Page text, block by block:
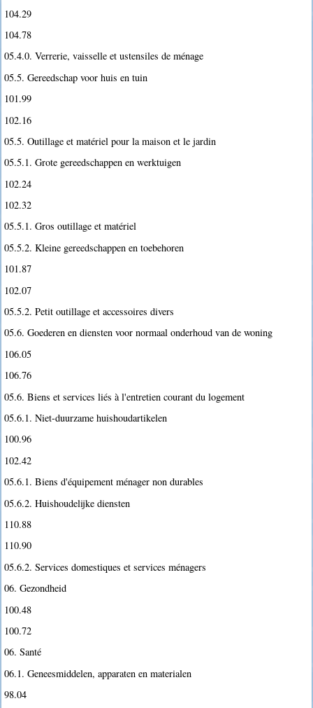
104.29
104.78
05.4.0. Verrerie, vaisselle et ustensiles de ménage
05.5. Gereedschap voor huis en tuin
101.99
102.16
05.5. Outillage et matériel pour la maison et le jardin
05.5.1. Grote gereedschappen en werktuigen
102.24
102.32
05.5.1. Gros outillage et matériel
05.5.2. Kleine gereedschappen en toebehoren
101.87
102.07
05.5.2. Petit outillage et accessoires divers
05.6. Goederen en diensten voor normaal onderhoud van de woning
106.05
106.76
05.6. Biens et services liés à l'entretien courant du logement
05.6.1. Niet-duurzame huishoudartikelen
100.96
102.42
05.6.1. Biens d'équipement ménager non durables
05.6.2. Huishoudelijke diensten
110.88
110.90
05.6.2. Services domestiques et services ménagers
06. Gezondheid
100.48
100.72
06. Santé
06.1. Geneesmiddelen, apparaten en materialen
98.04